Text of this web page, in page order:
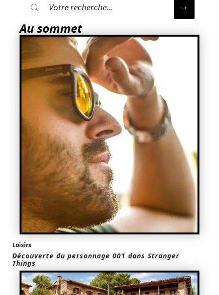
Au sommet
Loisirs
Découverte du personnage 001 dans Stranger
Things